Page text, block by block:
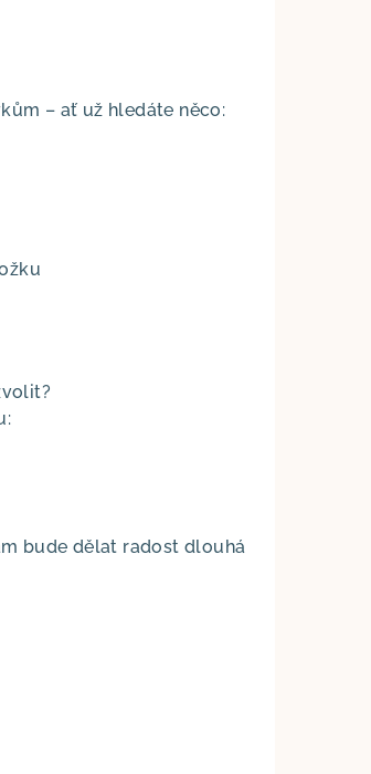
– ať už hledáte něco:
bude dělat radost dlouhá